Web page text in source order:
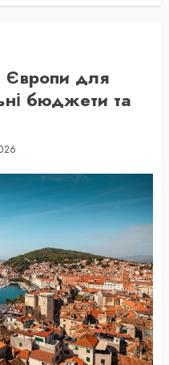
Європи для
бюджети та